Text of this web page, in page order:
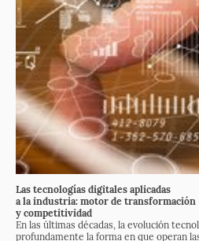
Las tecnologías digitales aplicadas
a la industria: motor de transformación
y competitividad
En las últimas décadas, la evolución
profundamente la forma en que operan